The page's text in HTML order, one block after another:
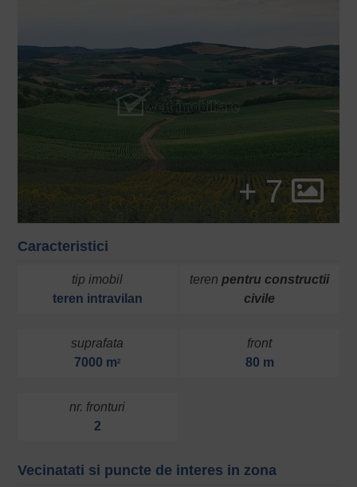
+ 7
Caracteristici
tip imobil
teren intravilan
terenpentru constructii
civile
suprafata
7000 m2
front
80 m
nr. fronturi
2
Vecinatati si puncte de interes in zona